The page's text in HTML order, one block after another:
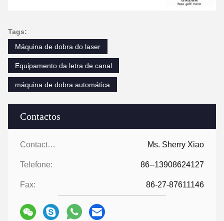
Contactos
Contactos: Ms. Sherry Xiao
Telefone: 86--13908624127
Fax: 86-27-87611146
Tags:
Máquina de dobra do laser
Equipamento da letra de canal
máquina de dobra automática